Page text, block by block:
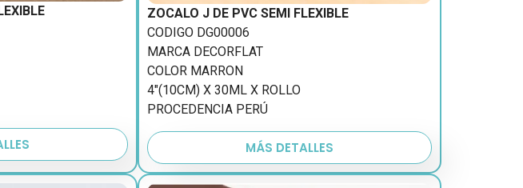
ZOCALO J DE PVC SEMI FLEXIBLE
CODIGO DG00006
MARCA DECORFLAT
COLOR MARRON
4″(10CM) X 30ML X ROLLO
PROCEDENCIA PERÚ
MÁS DETALLES